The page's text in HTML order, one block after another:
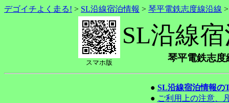
デゴイチよく走る! > SL沿線宿泊情報 > 琴平電鉄志度線沿線
スマホ版
SL沿線
琴平電鉄志度
● SL沿線宿泊情報の
● ご利用上の注意、